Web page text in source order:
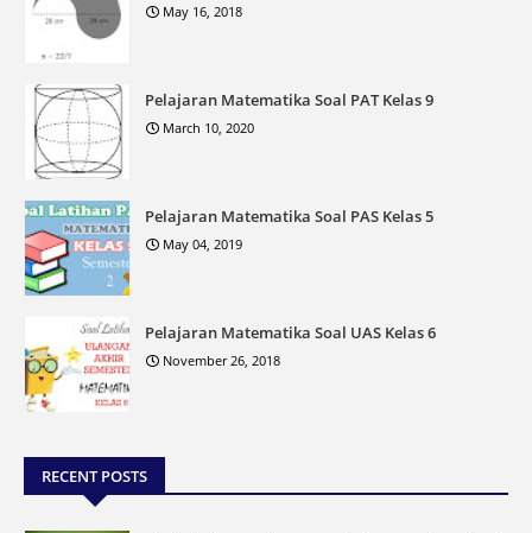
May 16, 2018
Pelajaran Matematika Soal PAT Kelas 9
March 10, 2020
Pelajaran Matematika Soal PAS Kelas 5
May 04, 2019
Pelajaran Matematika Soal UAS Kelas 6
November 26, 2018
RECENT POSTS